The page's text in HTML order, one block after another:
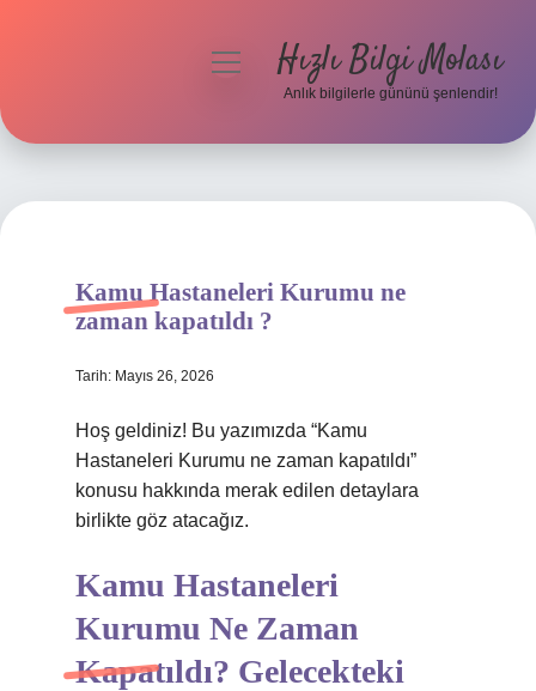
Hakkımızda
menüyüHızlı Bilgi Molası
Anlık bilgilerle gününü şenlendir!
Kamu Hastaneleri Kurumu ne
zaman kapatıldı ?
Tarih: Mayıs 26, 2026
Hoş geldiniz! Bu yazımızda “Kamu
Hastaneleri Kurumu ne zaman kapatıldı”
konusu hakkında merak edilen detaylara
birlikte göz atacağız.
Kamu Hastaneleri
Kurumu Ne Zaman
Kapatıldı? Gelecekteki